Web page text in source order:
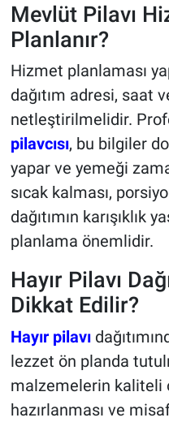
Mevlüt Pilavı
Planlanır?
Hizmet planlaması
dağıtım adresi, saat
netleştirilmelidir.
pilavcısı, bu bilgiler
yapar ve yemeği
sıcak kalması,
dağıtımın
planlama önemlidir.
Hayır Pilavı
Dikkat Edilir?
Hayır pilavı
lezzet ön planda
malzemelerin kaliteli
hazırlanması ve